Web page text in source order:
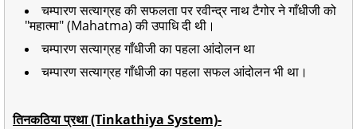
चम्पारण सत्याग्रह की सफलता पर रवीन्द्र नाथ टैगोर ने गाँधीजी को
"महात्मा" (Mahatma) की उपाधि दी थी।
चम्पारण सत्याग्रह गाँधीजी का पहला आंदोलन था
चम्पारण सत्याग्रह गाँधीजी का पहला सफल आंदोलन भी था।
तिनकठिया प्रथा (Tinkathiya System)-